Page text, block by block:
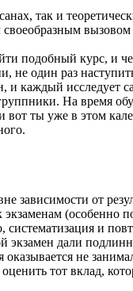
так и
подобный курс, и
один раз
и каждый исследует
На время
ты уже в этом
и
зависимости от
и
дали
не
тот вклад,